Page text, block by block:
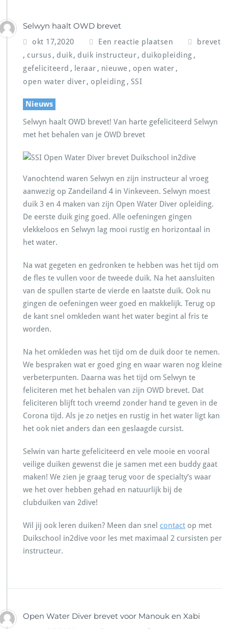
Selwyn haalt OWD brevet
okt 17,2020 Een reactie plaatsen brevet
, cursus , duik, duik instructeur, duikopleiding ,
gefeliciteerd , leraar , nieuwe , open water ,
open water diver, opleiding , SSI
Nieuws
Selwyn haalt OWD brevet! Van harte gefeliciteerd Selwyn
met het behalen van je OWD brevet
Vanochtend waren Selwyn en zijn instructeur al vroeg
aanwezig op Zandeiland 4 in Vinkeveen. Selwyn moest
duik 3 en 4 maken van zijn Open Water Diver opleiding.
De eerste duik ging goed. Alle oefeningen gingen
vlekkeloos en Selwyn lag mooi rustig en horizontaal in
het water.
Na wat gegeten en gedronken te hebben was het tijd om
de fles te vullen voor de tweede duik. Na het aansluiten
van de spullen starte de vierde en laatste duik. Ook nu
gingen de oefeningen weer goed en makkelijk. Terug op
de kant snel omkleden want het water begint al fris te
worden.
Na het omkleden was het tijd om de duik door te nemen.
We bespraken wat er goed ging en waar waren nog kleine
verbeterpunten. Daarna was het tijd om Selwyn te
feliciteren met het behalen van zijn OWD brevet. Dat
feliciteren blijft toch vreemd zonder hand te geven in de
Corona tijd. Als je zo netjes en rustig in het water ligt kan
het ook niet anders dan een geslaagde cursist.
Selwin van harte gefeliciteerd en vele mooie en vooral
veilige duiken gewenst die je samen met een buddy gaat
maken! We zien je graag terug voor de specialty’s waar
we het over hebben gehad en natuurlijk bij de
clubduiken van 2dive!
Wil jij ook leren duiken? Meen dan snel contact op met
Duikschool in2dive voor les met maximaal 2 cursisten per
instructeur.
Open Water Diver brevet voor Manouk en Xabi